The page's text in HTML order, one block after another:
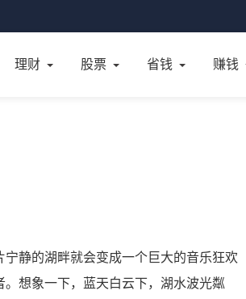
理财 股票 省钱 赚钱
静的湖畔就会变成一个巨大的音乐狂欢
想象一下，蓝天白云下，湖水波光粼